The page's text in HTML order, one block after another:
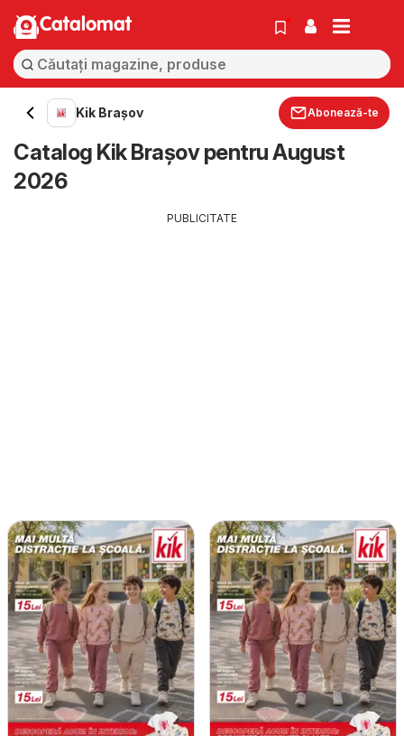
Catalomat
Kik Brașov Abonează-te
Catalog Kik Brașov pentru August
2026
PUBLICITATE